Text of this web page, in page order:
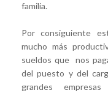
familia.
Por consiguiente
mucho más
sueldos que nos
del puesto y del
grandes